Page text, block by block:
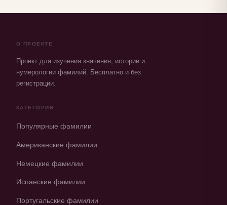
О ПРОЕКТЕ
Проект для изучения значения, истории и
нумерологии фамилий. Бесплатно и без
регистрации.
КАТЕГОРИИ
Популярные фамилии
Американские фамилии
Немецкие фамилии
Испанские фамилии
Португальские фамилии